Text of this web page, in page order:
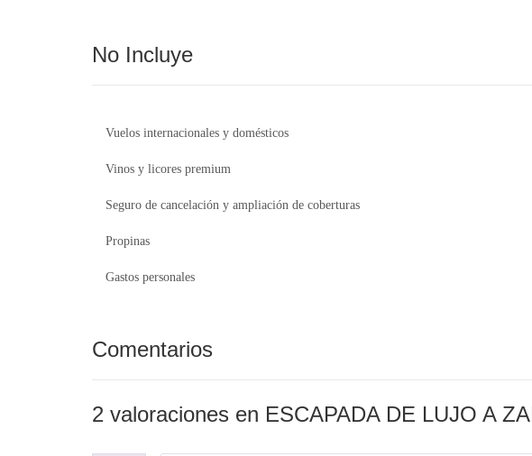
No Incluye
Vuelos internacionales y domésticos
Vinos y licores premium
Seguro de cancelación y ampliación de coberturas
Propinas
Gastos personales
Comentarios
2 valoraciones en ESCAPADA DE LUJO A